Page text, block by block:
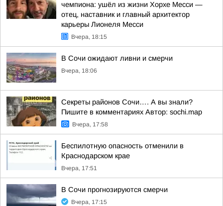
чемпиона: ушёл из жизни Хорхе Месси —
отец, наставник и главный архитектор
карьеры Лионеля Месси
Вчера, 18:15
В Сочи ожидают ливни и смерчи
Вчера, 18:06
Секреты районов Сочи…. А вы знали?
Пишите в комментариях Автор: sochi.map
Вчера, 17:58
Беспилотную опасность отменили в
Краснодарском крае
Вчера, 17:51
В Сочи прогнозируются смерчи
Вчера, 17:15